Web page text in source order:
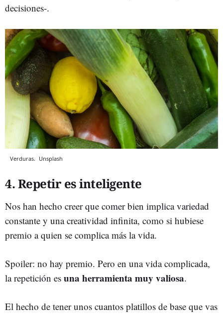
decisiones-.
Verduras. Unsplash
4. Repetir es inteligente
Nos han hecho creer que comer bien implica variedad
constante y una creatividad infinita, como si hubiese
premio a quien se complica más la vida.
Spoiler: no hay premio. Pero en una vida complicada,
la repetición es una herramienta muy valiosa.
El hecho de tener unos cuantos platillos de base que vas